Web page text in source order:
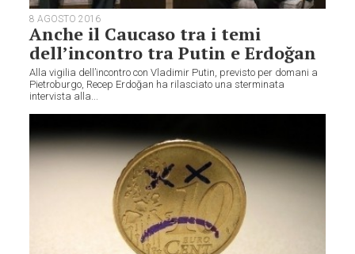
8 AGOSTO 2016
Anche il Caucaso tra i temi
dell’incontro tra Putin e Erdoğan
Alla vigilia dell’incontro con Vladimir Putin, previsto per domani a
Pietroburgo, Recep Erdoğan ha rilasciato una sterminata
intervista alla...